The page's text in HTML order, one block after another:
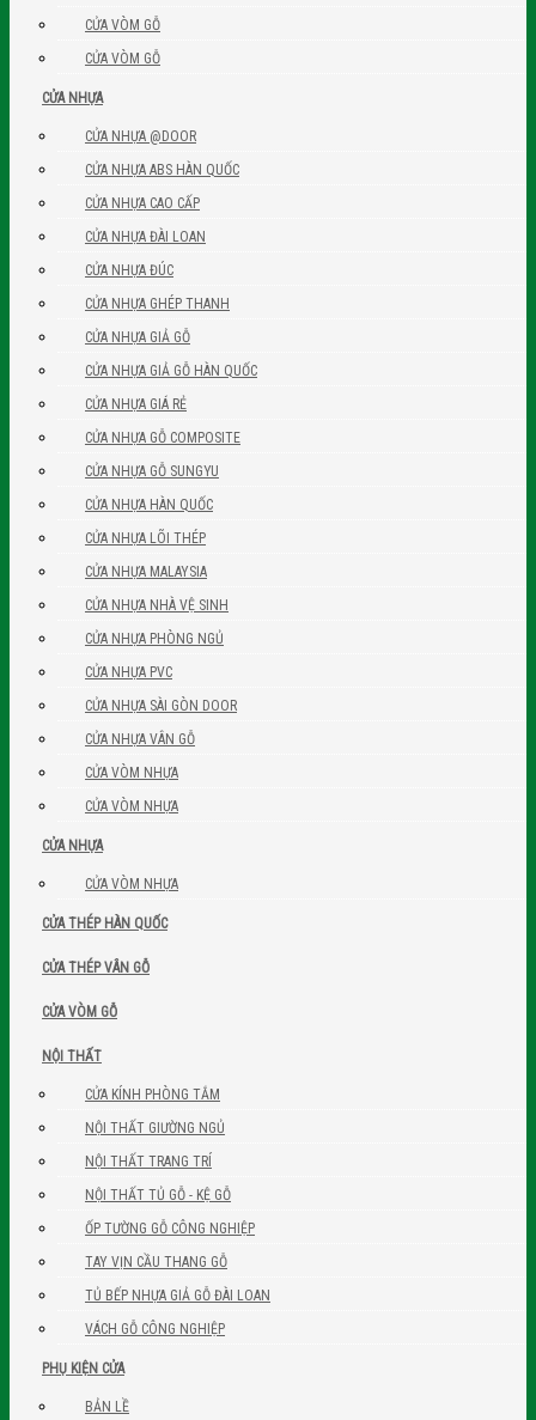
CỬA VÒM GỖ
CỬA VÒM GỖ
CỬA NHỰA
CỬA NHỰA @DOOR
CỬA NHỰA ABS HÀN QUỐC
CỬA NHỰA CAO CẤP
CỬA NHỰA ĐÀI LOAN
CỬA NHỰA ĐÚC
CỬA NHỰA GHÉP THANH
CỬA NHỰA GIẢ GỖ
CỬA NHỰA GIẢ GỖ HÀN QUỐC
CỬA NHỰA GIÁ RẺ
CỬA NHỰA GỖ COMPOSITE
CỬA NHỰA GỖ SUNGYU
CỬA NHỰA HÀN QUỐC
CỬA NHỰA LÕI THÉP
CỬA NHỰA MALAYSIA
CỬA NHỰA NHÀ VỆ SINH
CỬA NHỰA PHÒNG NGỦ
CỬA NHỰA PVC
CỬA NHỰA SÀI GÒN DOOR
CỬA NHỰA VÂN GỖ
CỬA VÒM NHỰA
CỬA VÒM NHỰA
CỬA NHỰA
CỬA VÒM NHỰA
CỬA THÉP HÀN QUỐC
CỬA THÉP VÂN GỖ
CỬA VÒM GỖ
NỘI THẤT
CỬA KÍNH PHÒNG TẮM
NỘI THẤT GIƯỜNG NGỦ
NỘI THẤT TRANG TRÍ
NỘI THẤT TỦ GỖ - KỆ GỖ
ỐP TƯỜNG GỖ CÔNG NGHIỆP
TAY VỊN CẦU THANG GỖ
TỦ BẾP NHỰA GIẢ GỖ ĐÀI LOAN
VÁCH GỖ CÔNG NGHIỆP
PHỤ KIỆN CỬA
BẢN LỀ